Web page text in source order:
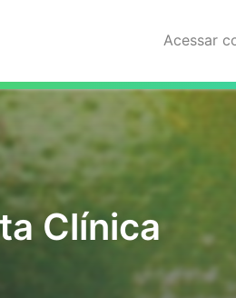
Acessar
Clínica